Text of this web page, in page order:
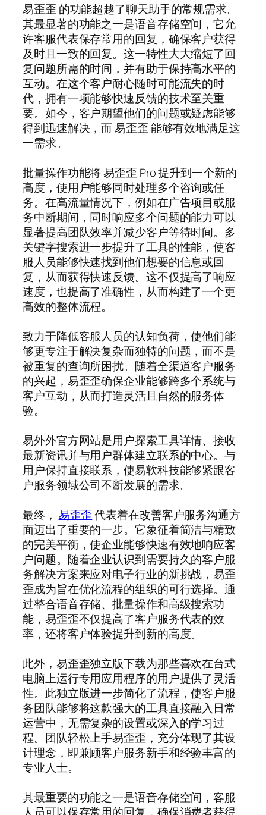
易歪歪 的功能超越了聊天助手的常规需求。
其最显著的功能之一是语音存储空间，它允
许客服代表保存常用的回复，确保客户获得
及时且一致的回复。这一特性大大缩短了回
复问题所需的时间，并有助于保持高水平的
互动。在这个客户耐心随时可能流失的时
代，拥有一项能够快速反馈的技术至关重
要。如今，客户期望他们的问题或疑虑能够
得到迅速解决，而 易歪歪 能够有效地满足这
一需求。
批量操作功能将 易歪歪 Pro 提升到一个新的
高度，使用户能够同时处理多个咨询或任
务。在高流量情况下，例如在广告项目或服
务中断期间，同时响应多个问题的能力可以
显著提高团队效率并减少客户等待时间。多
关键字搜索进一步提升了工具的性能，使客
服人员能够快速找到他们想要的信息或回
复，从而获得快速反馈。这不仅提高了响应
速度，也提高了准确性，从而构建了一个更
高效的整体流程。
致力于降低客服人员的认知负荷，使他们能
够更专注于解决复杂而独特的问题，而不是
被重复的查询所困扰。随着全渠道客户服务
的兴起，易歪歪确保企业能够跨多个系统与
客户互动，从而打造灵活且自然的服务体
验。
易外外官方网站是用户探索工具详情、接收
最新资讯并与用户群体建立联系的中心。与
用户保持直接联系，使易软科技能够紧跟客
户服务领域公司不断发展的需求。
最终， 易歪歪代表着在改善客户服务沟通方
面迈出了重要的一步。它象征着简洁与精致
的完美平衡，使企业能够快速有效地响应客
户问题。随着企业认识到需要持久的客户服
务解决方案来应对电子行业的新挑战，易歪
歪成为旨在优化流程的组织的可行选择。通
过整合语音存储、批量操作和高级搜索功
能，易歪歪不仅提高了客户服务代表的效
率，还将客户体验提升到新的高度。
此外，易歪歪独立版下载为那些喜欢在台式
电脑上运行专用应用程序的用户提供了灵活
性。此独立版进一步简化了流程，使客户服
务团队能够将这款强大的工具直接融入日常
运营中，无需复杂的设置或深入的学习过
程。团队轻松上手易歪歪，充分体现了其设
计理念，即兼顾客户服务新手和经验丰富的
专业人士。
其最重要的功能之一是语音存储空间，客服